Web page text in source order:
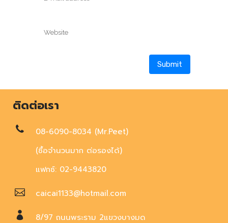
ติดต่อเรา
08-6090-8034 (Mr.Peet)
(ซื้อจำนวนมาก ต่อรองได้)
แฟกซ์: 02-9443820
caicai1133@hotmail.com
8/97 ถนนพระราม 2แขวงบางมด